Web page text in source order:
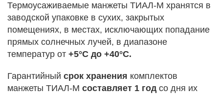
Термоусаживаемые манжеты ТИАЛ-М хранятся в
заводской упаковке в сухих, закрытых
помещениях, в местах, исключающих попадание
прямых солнечных лучей, в диапазоне
температур от +5°С до +40°С.
Гарантийный срок хранения комплектов
манжеты ТИАЛ-М составляет 1 год со дня их